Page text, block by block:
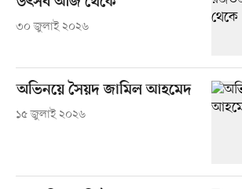
৩০ জুলাই ২০২৬
অভিনয়ে সৈয়দ জামিল আহমেদ
১৫ জুলাই ২০২৬